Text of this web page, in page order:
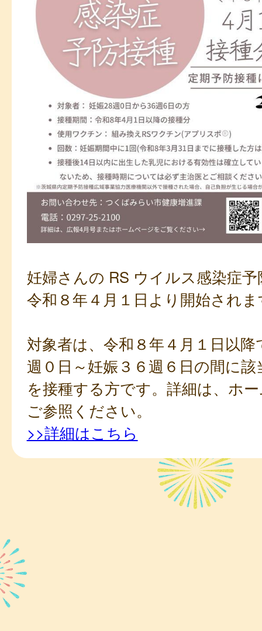
妊婦さんの RS ウイルス感染症
令和８年４月１日より開始され
対象者は、令和８年４月１日以降
週０日～妊娠３６週６日の間に
を接種する方です。詳細は、ホ
ご参照ください。
>>詳細はこちら